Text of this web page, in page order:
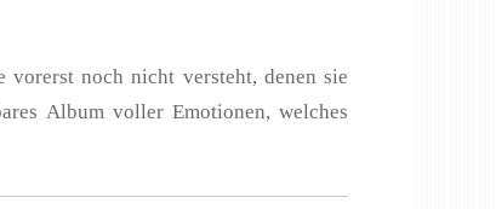
vorerst noch nicht versteht, denen sie
Album voller Emotionen, welches